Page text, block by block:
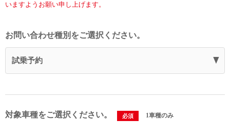
いますようお願い申し上げます。
お問い合わせ種別をご選択ください。
試乗予約
対象車種をご選択ください。 必須 1車種のみ